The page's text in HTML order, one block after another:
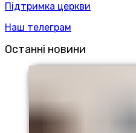
Підтримка церкви
Наш телеграм
Останні новини